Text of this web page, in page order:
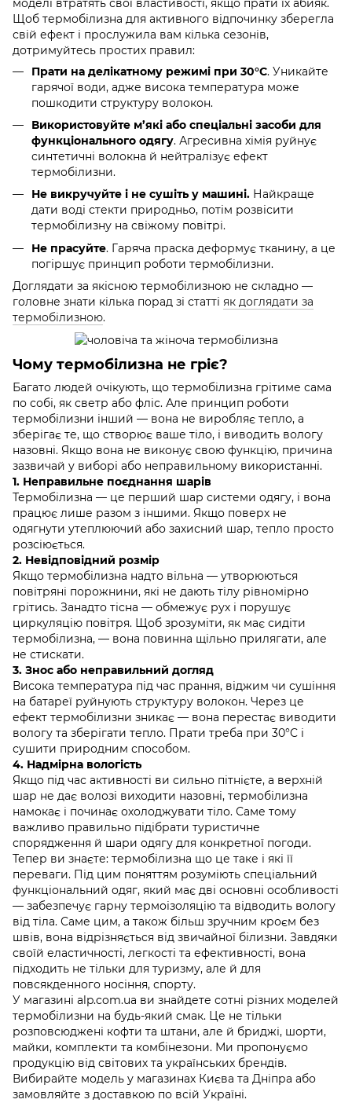
моделі втратять свої властивості, якщо прати їх абияк.
Щоб термобілизна для активного відпочинку зберегла
свій ефект і прослужила вам кілька сезонів,
дотримуйтесь простих правил:
Прати на делікатному режимі при 30°C. Уникайте
гарячої води, адже висока температура може
пошкодити структуру волокон.
Використовуйте м’які або спеціальні засоби для
функціонального одягу. Агресивна хімія руйнує
синтетичні волокна й нейтралізує ефект
термобілизни.
Не викручуйте і не сушіть у машині. Найкраще
дати воді стекти природньо, потім розвісити
термобілизну на свіжому повітрі.
Не прасуйте. Гаряча праска деформує тканину, а це
погіршує принцип роботи термобілизни.
Доглядати за якісною термобілизною не складно —
головне знати кілька порад зі статті як доглядати за
термобілизною.
Чому термобілизна не гріє?
Багато людей очікують, що термобілизна грітиме сама
по собі, як светр або фліс. Але принцип роботи
термобілизни інший — вона не виробляє тепло, а
зберігає те, що створює ваше тіло, і виводить вологу
назовні. Якщо вона не виконує свою функцію, причина
зазвичай у виборі або неправильному використанні.
1. Неправильне поєднання шарів
Термобілизна — це перший шар системи одягу, і вона
працює лише разом з іншими. Якщо поверх не
одягнути утеплюючий або захисний шар, тепло просто
розсіюється.
2. Невідповідний розмір
Якщо термобілизна надто вільна — утворюються
повітряні порожнини, які не дають тілу рівномірно
грітись. Занадто тісна — обмежує рух і порушує
циркуляцію повітря. Щоб зрозуміти, як має сидіти
термобілизна, — вона повинна щільно прилягати, але
не стискати.
3. Знос або неправильний догляд
Висока температура під час прання, віджим чи сушіння
на батареї руйнують структуру волокон. Через це
ефект термобілизни зникає — вона перестає виводити
вологу та зберігати тепло. Прати треба при 30°C і
сушити природним способом.
4. Надмірна вологість
Якщо під час активності ви сильно пітнієте, а верхній
шар не дає волозі виходити назовні, термобілизна
намокає і починає охолоджувати тіло. Саме тому
важливо правильно підібрати туристичне
спорядження й шари одягу для конкретної погоди.
Тепер ви знаєте: термобілизна що це таке і які її
переваги. Під цим поняттям розуміють спеціальний
функціональний одяг, який має дві основні особливості
— забезпечує гарну термоізоляцію та відводить вологу
від тіла. Саме цим, а також більш зручним кроєм без
швів, вона відрізняється від звичайної білизни. Завдяки
своїй еластичності, легкості та ефективності, вона
підходить не тільки для туризму, але й для
повсякденного носіння, спорту.
У магазині alp.com.ua ви знайдете сотні різних моделей
термобілизни на будь-який смак. Це не тільки
розповсюджені кофти та штани, але й бриджі, шорти,
майки, комплекти та комбінезони. Ми пропонуємо
продукцію від світових та українських брендів.
Вибирайте модель у магазинах Києва та Дніпра або
замовляйте з доставкою по всій Україні.